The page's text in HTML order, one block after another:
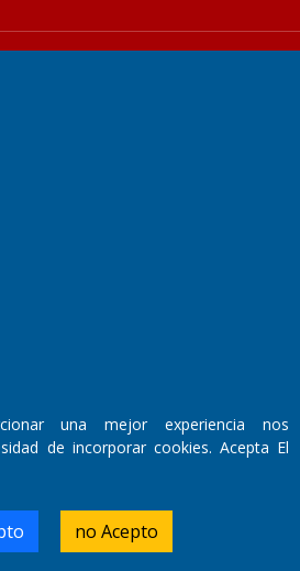
una mejor experiencia nos
de incorporar cookies. Acepta El
no Acepto